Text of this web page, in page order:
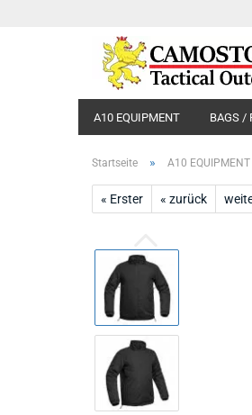
A10 EQUIPMENT BAGS /
Startseite » A10 EQUIPMENT
« Erster « zurück